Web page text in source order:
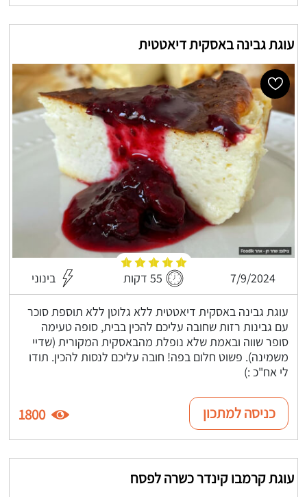
עוגת גבינה באסקית דיאטטית
7/9/2024 55 דקות בינוני
עוגת גבינה באסקית דיאטטית ללא גלוטן ללא תוספת סוכר
עם גבינות רזות שחובה עליכם להכין בבית, סופה טעימה
סופר שווה ובאמת שלא נופלת מהבאסקית המקורית (שדיי
משמינה). פשוט חלום בפה! חובה עליכם לנסות להכין. תודו
לי אח"כ :)
כניסה למתכון 1800
עוגת קרמבו קינדר כשרה לפסח